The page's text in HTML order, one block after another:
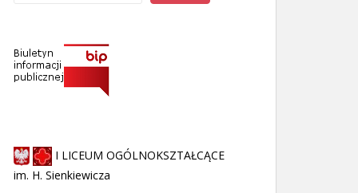
I LICEUM OGÓLNOKSZTAŁCĄCE
im. H. Sienkiewicza